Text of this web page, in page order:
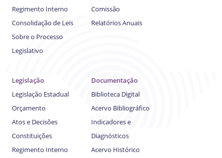
Regimento Interno
Consolidação de Leis
Sobre o Processo
Legislativo
Comissão
Relatórios Anuais
Legislação
Legislação Estadual
Orçamento
Atos e Decisões
Constituições
Regimento Interno
Documentação
Biblioteca Digital
Acervo Bibliográfico
Indicadores e
Diagnósticos
Acervo Histórico